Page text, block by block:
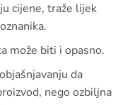
cijene, traže lijek
može biti i opasno.
da
nego ozbiljna